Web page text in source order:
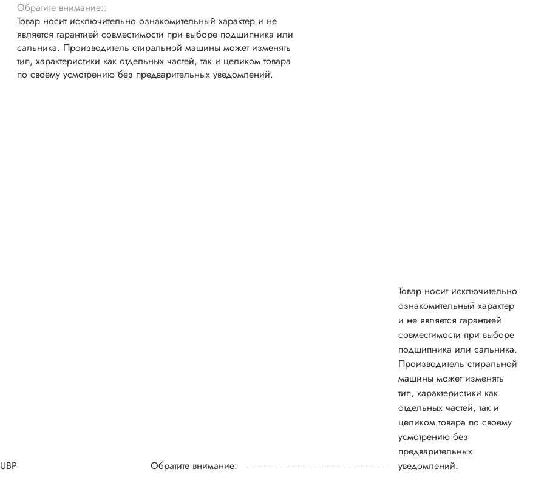
Обратите внимание::
Товар носит исключительно ознакомительный характер и не
является гарантией совместимости при выборе подшипника или
сальника. Производитель стиральной машины может изменять
тип, характеристики как отдельных частей, так и целиком товара
по своему усмотрению без предварительных уведомлений.
UBP Обратите внимание:
Товар носит исключительно
ознакомительный характер
и не является гарантией
совместимости при выборе
подшипника или сальника.
Производитель стиральной
машины может изменять
тип, характеристики как
отдельных частей, так и
целиком товара по своему
усмотрению без
предварительных
уведомлений.